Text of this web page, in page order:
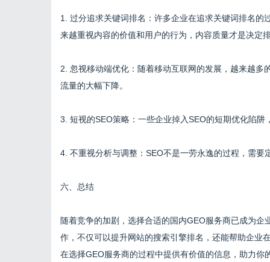
1. 过分追求关键词排名：许多企业在追求关键词排名
来越重视内容的价值和用户的行为，内容质量才是决定
2. 忽视移动端优化：随着移动互联网的发展，越来越
流量的大幅下降。
3. 短视的SEO策略：一些企业掉入SEO的短期优化陷
4. 不重视分析与调整：SEO不是一劳永逸的过程，需
六、总结
随着竞争的加剧，选择合适的国内GEO服务商已成为
作，不仅可以提升网站的搜索引擎排名，还能帮助企业
在选择GEO服务商的过程中提供有价值的信息，助力